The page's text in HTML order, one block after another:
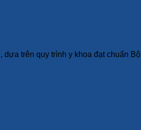
trên quy trình y khoa đạt chuẩn Bộ